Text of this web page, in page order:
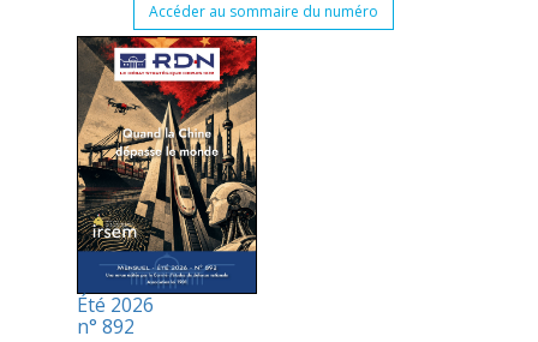
Accéder au sommaire du numéro
Été 2026
n° 892